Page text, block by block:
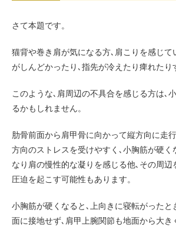
さて本題です。
猫背や巻き肩が気になる方､肩こりを感じて
がしんどかったり､指先が冷えたり痺れたり
このような､肩周辺の不具合を感じる方は､
るかもしれません。
肋骨前面から肩甲骨に向かって縦方向に走
方向のストレスを受けやすく､小胸筋が硬く
なり肩の慢性的な凝りを感じる他､その周辺
圧迫を起こす可能性もあります。
小胸筋が硬くなると､上向きに寝転がったと
面に接地せず､肩甲上腕関節も地面から大き